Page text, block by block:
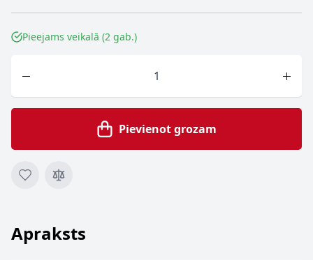
Pieejams veikalā (2 gab.)
Pievienot grozam
Apraksts